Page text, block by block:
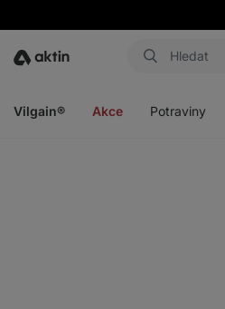
Aktin
Vilgain® Akce Potraviny